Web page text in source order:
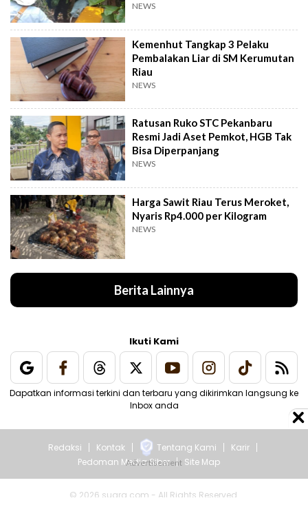
NEWS
Kemenhut Tangkap 3 Pelaku
Pembalakan Liar di SM Kerumutan
Riau
NEWS
Ratusan Ruko STC Pekanbaru
Resmi Jadi Aset Pemkot, HGB Tak
Bisa Diperpanjang
NEWS
Harga Sawit Riau Terus Meroket,
Nyaris Rp4.000 per Kilogram
NEWS
Berita Lainnya
Ikuti Kami
Dapatkan informasi terkini dan terbaru yang dikirimkan langsung ke
Inbox anda
Redaksi Kontak Tentang Kami
Karir
Pedoman Media Siber
Site Map
© 2026 suara.com - All Rights Reserved.